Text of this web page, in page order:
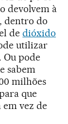
devolvem à
dentro do
dedióxido
utilizar
Ou pode
sabem
milhões
que
vez de